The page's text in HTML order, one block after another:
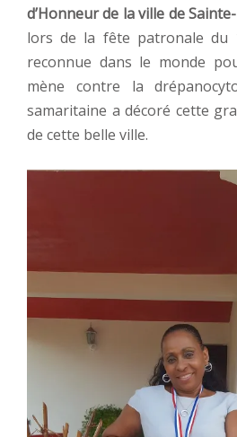
d’Honneur de la ville de
lors de la fête patronale du
reconnue dans le monde
mène contre la
samaritaine a décoré cette
de cette belle ville.